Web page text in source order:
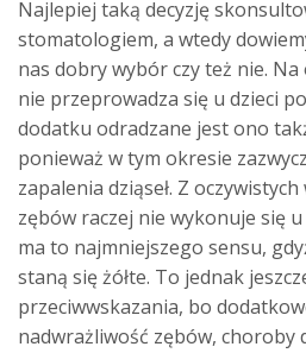
Najlepiej taką decyzję
stomatologiem, a wtedy
nas dobry wybór czy też nie.
nie przeprowadza się u dzieci
dodatku odradzane jest ono
ponieważ w tym okresie
zapalenia dziąseł. Z
zębów raczej nie wykonuje się
ma to najmniejszego sensu,
staną się żółte. To jednak
przeciwwskazania, bo
nadwrażliwość zębów, choroby